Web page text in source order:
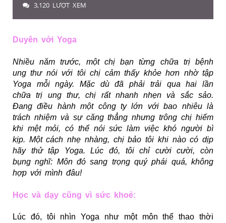
3,120 LƯỢT XEM
Duyên với Yoga
Nhiều năm trước, một chị bạn từng chữa trị bệnh
ung thư nói với tôi chị cảm thấy khỏe hơn nhờ tập
Yoga mỗi ngày. Mặc dù đã phải trải qua hai lần
chữa trị ung thư, chị rất nhanh nhẹn và sắc sảo.
Đang điều hành một công ty lớn với bao nhiêu là
trách nhiệm và sự căng thẳng nhưng trông chị hiếm
khi mệt mỏi, có thể nói sức làm việc khó người bì
kịp. Một cách nhẹ nhàng, chị bảo tôi khi nào có dịp
hãy thử tập Yoga. Lúc đó, tôi chỉ cười cười, còn
bụng nghĩ: Môn đó sang trọng quý phái quá, không
hợp với mình đâu!
Học và dạy cũng vì sức khoẻ:
Lúc đó, tôi nhìn Yoga như một môn thể thao thời